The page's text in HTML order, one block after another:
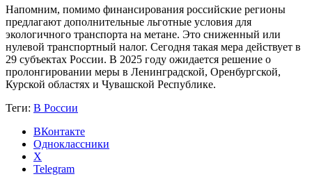
Напомним, помимо финансирования российские регионы
предлагают дополнительные льготные условия для
экологичного транспорта на метане. Это сниженный или
нулевой транспортный налог. Сегодня такая мера действует в
29 субъектах России. В 2025 году ожидается решение о
пролонгировании меры в Ленинградской, Оренбургской,
Курской областях и Чувашской Республике.
Теги: В России
ВКонтакте
Одноклассники
X
Telegram